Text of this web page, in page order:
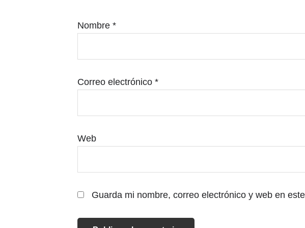
Nombre *
Correo electrónico *
Web
Guarda mi nombre, correo electrónico y web en